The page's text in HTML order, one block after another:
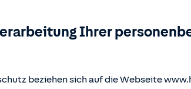
Ihrer
beziehen sich auf die Webseite